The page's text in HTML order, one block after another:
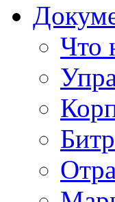
Что